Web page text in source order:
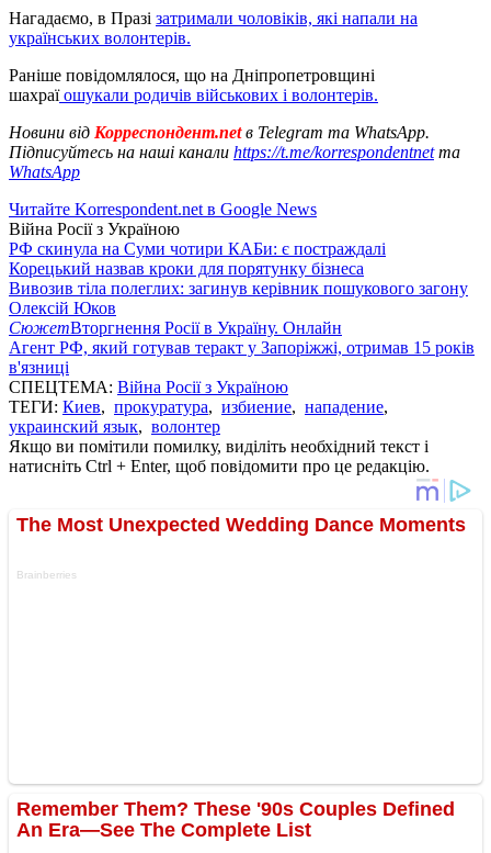
Нагадаємо, в Празі затримали чоловіків, які напали на
українських волонтерів.
Раніше повідомлялося, що на Дніпропетровщині
шахраїошукали родичів військових і волонтерів.
Новини від Корреспондент.netв Telegram та WhatsApp.
Підписуйтесь на наші канали https://t.me/korrespondentnetта
WhatsApp
Читайте Korrespondent.net в Google News
Війна Росії з Україною
РФ скинула на Суми чотири КАБи: є постраждалі
Корецький назвав кроки для порятунку бізнеса
Вивозив тіла полеглих: загинув керівник пошукового загону
Олексій Юков
СюжетВторгнення Росії в Україну. Онлайн
Агент РФ, який готував теракт у Запоріжжі, отримав 15 років
в'язниці
СПЕЦТЕМА: Війна Росії з Україною
ТЕГИ: Киев, прокуратура, избиение, нападение,
украинский язык, волонтер
Якщо ви помітили помилку, виділіть необхідний текст і
натисніть Ctrl + Enter, щоб повідомити про це редакцію.